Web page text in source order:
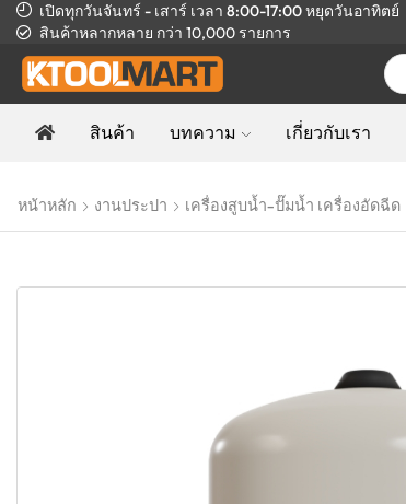
เปิดทุกวันจันทร์ - เสาร์ เวลา 8:00-17:00หยุดวันอาทิตย์
สินค้าหลากหลาย กว่า 10,000 รายการ
สินค้า บทความ เกี่ยวกับเรา
หน้าหลัก งานประปา เครื่องสูบน้ำ-ปั๊มน้ำ เครื่องอัดฉีด